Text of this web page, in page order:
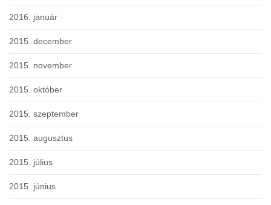
2016. január
2015. december
2015. november
2015. október
2015. szeptember
2015. augusztus
2015. július
2015. június